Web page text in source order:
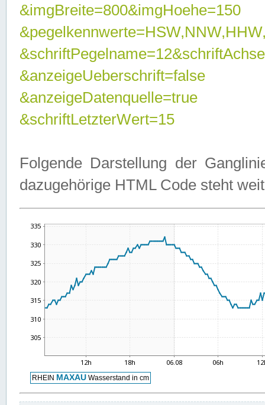
&imgBreite=800&imgHoehe=150
&anzeigeUeberschrift=false
&anzeigeDatenquelle=true
&schriftLetzterWert=15
Folgende Darstellung der
dazugehörige HTML Code steht